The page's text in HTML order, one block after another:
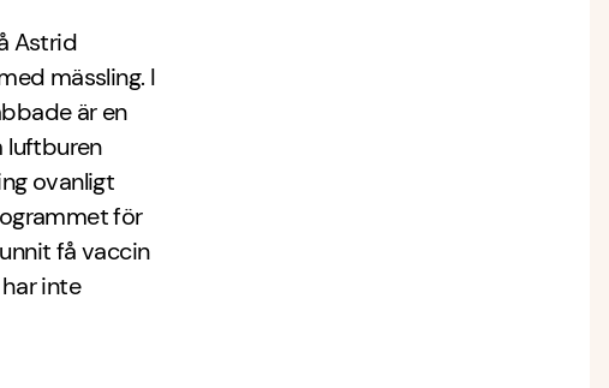
Astrid
mässling. I
är en
luftburen
ovanligt
för
få vaccin
inte